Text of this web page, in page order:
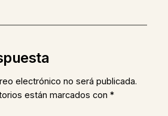
electrónico no será publicada.
están marcados con *